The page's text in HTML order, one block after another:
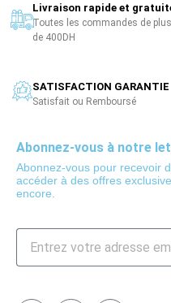
Livraison rapide et
Toutes les commandes de plus
de 400DH
SATISFACTION GARANTIE
Satisfait ou Remboursé
Abonnez-vous à notre
Abonnez-vous pour recevoir
accéder à des offres
encore.